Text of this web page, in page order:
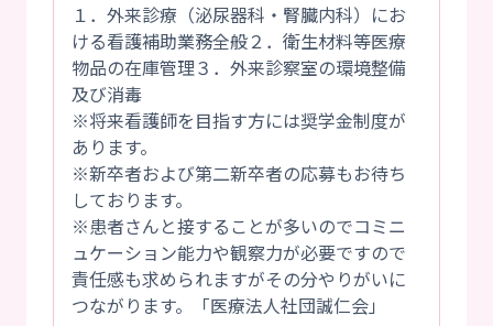
１．外来診療（泌尿器科・腎臓内科）にお
ける看護補助業務全般２．衛生材料等医療
物品の在庫管理３．外来診察室の環境整備
及び消毒
※将来看護師を目指す方には奨学金制度が
あります。
※新卒者および第二新卒者の応募もお待ち
しております。
※患者さんと接することが多いのでコミニ
ュケーション能力や観察力が必要ですので
責任感も求められますがその分やりがいに
つながります。「医療法人社団誠仁会」